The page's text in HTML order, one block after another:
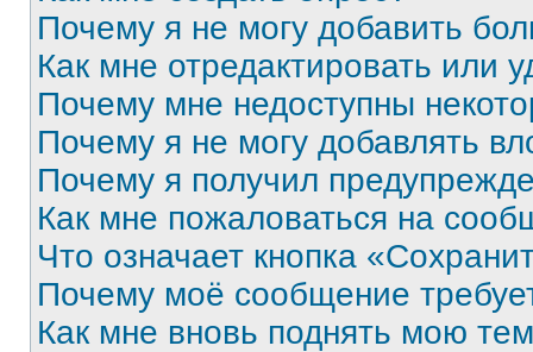
Почему я не могу добавить
Как мне отредактировать или
Почему мне недоступны
Почему я не могу добавлять
Почему я получил
Как мне пожаловаться на
Что означает кнопка
Почему моё сообщение
Как мне вновь поднять мою